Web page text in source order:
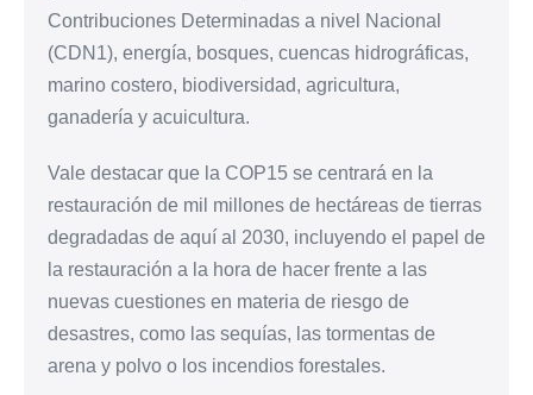
Contribuciones Determinadas a nivel Nacional
(CDN1), energía, bosques, cuencas hidrográficas,
marino costero, biodiversidad, agricultura,
ganadería y acuicultura.
Vale destacar que la COP15 se centrará en la
restauración de mil millones de hectáreas de tierras
degradadas de aquí al 2030, incluyendo el papel de
la restauración a la hora de hacer frente a las
nuevas cuestiones en materia de riesgo de
desastres, como las sequías, las tormentas de
arena y polvo o los incendios forestales.